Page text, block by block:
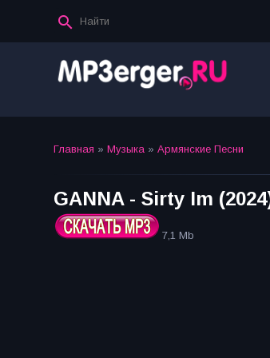
Главная » Музыка » Армянские Песни
GANNA - Sirty Im
7,1 Mb